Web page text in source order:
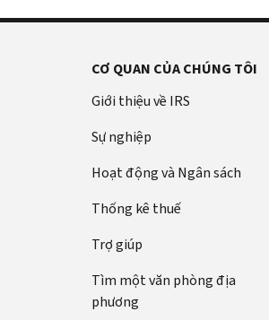
CƠ QUAN CỦA CHÚNG TÔI
Giới thiệu về IRS
Sự nghiệp
Hoạt động và Ngân sách
Thống kê thuế
Trợ giúp
Tìm một văn phòng địa
phương